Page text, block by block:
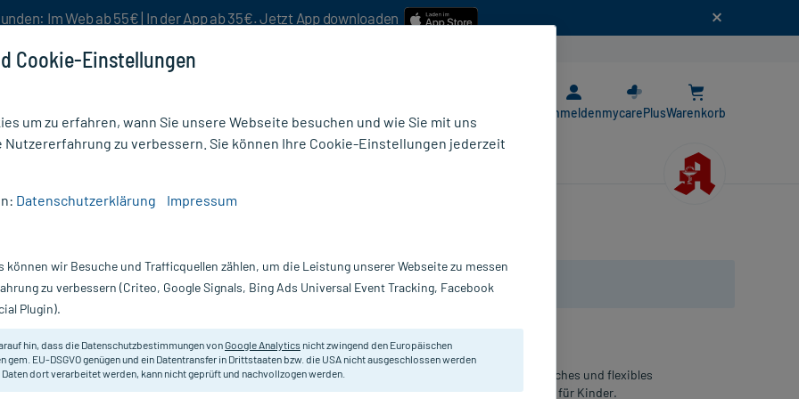
Im Web ab 55€ | In der App ab 35€. Jetzt App downloaden
AnmeldenmycarePlusWarenkorb
Nur für kurze Zeit:Gratis-Versand* ab 19€ Mindestbestellwert!
Design, 20
Wild Stripes
Hautfreundliche Pflaster zum Schutz kleiner Wunden. Super weiches und flexibles
Textilmaterial. Schmerzloses Entfernen. Mit 4 Tiermotiven. Ideal für Kinder.
Cookie-Einstellungen
um zu erfahren, wann Sie unsere Webseite besuchen und wie Sie mit uns
Nutzererfahrung zu verbessern. Sie können Ihre Cookie-Einstellungen jederzeit
Datenschutzerklärung Impressum
können wir Besuche und Trafficquellen zählen, um die Leistung unserer Webseite zu messen
zu verbessern (Criteo, Google Signals, Bing Ads Universal Event Tracking, Facebook
Plugin).
hin, dass die Datenschutzbestimmungen vonGoogle Analytics nicht zwingend den Europäischen
gem. EU-DSGVO genügen und ein Datentransfer in Drittstaaten bzw. die USA nicht ausgeschlossen werden
Daten dort verarbeitet werden, kann nicht geprüft und nachvollzogen werden.